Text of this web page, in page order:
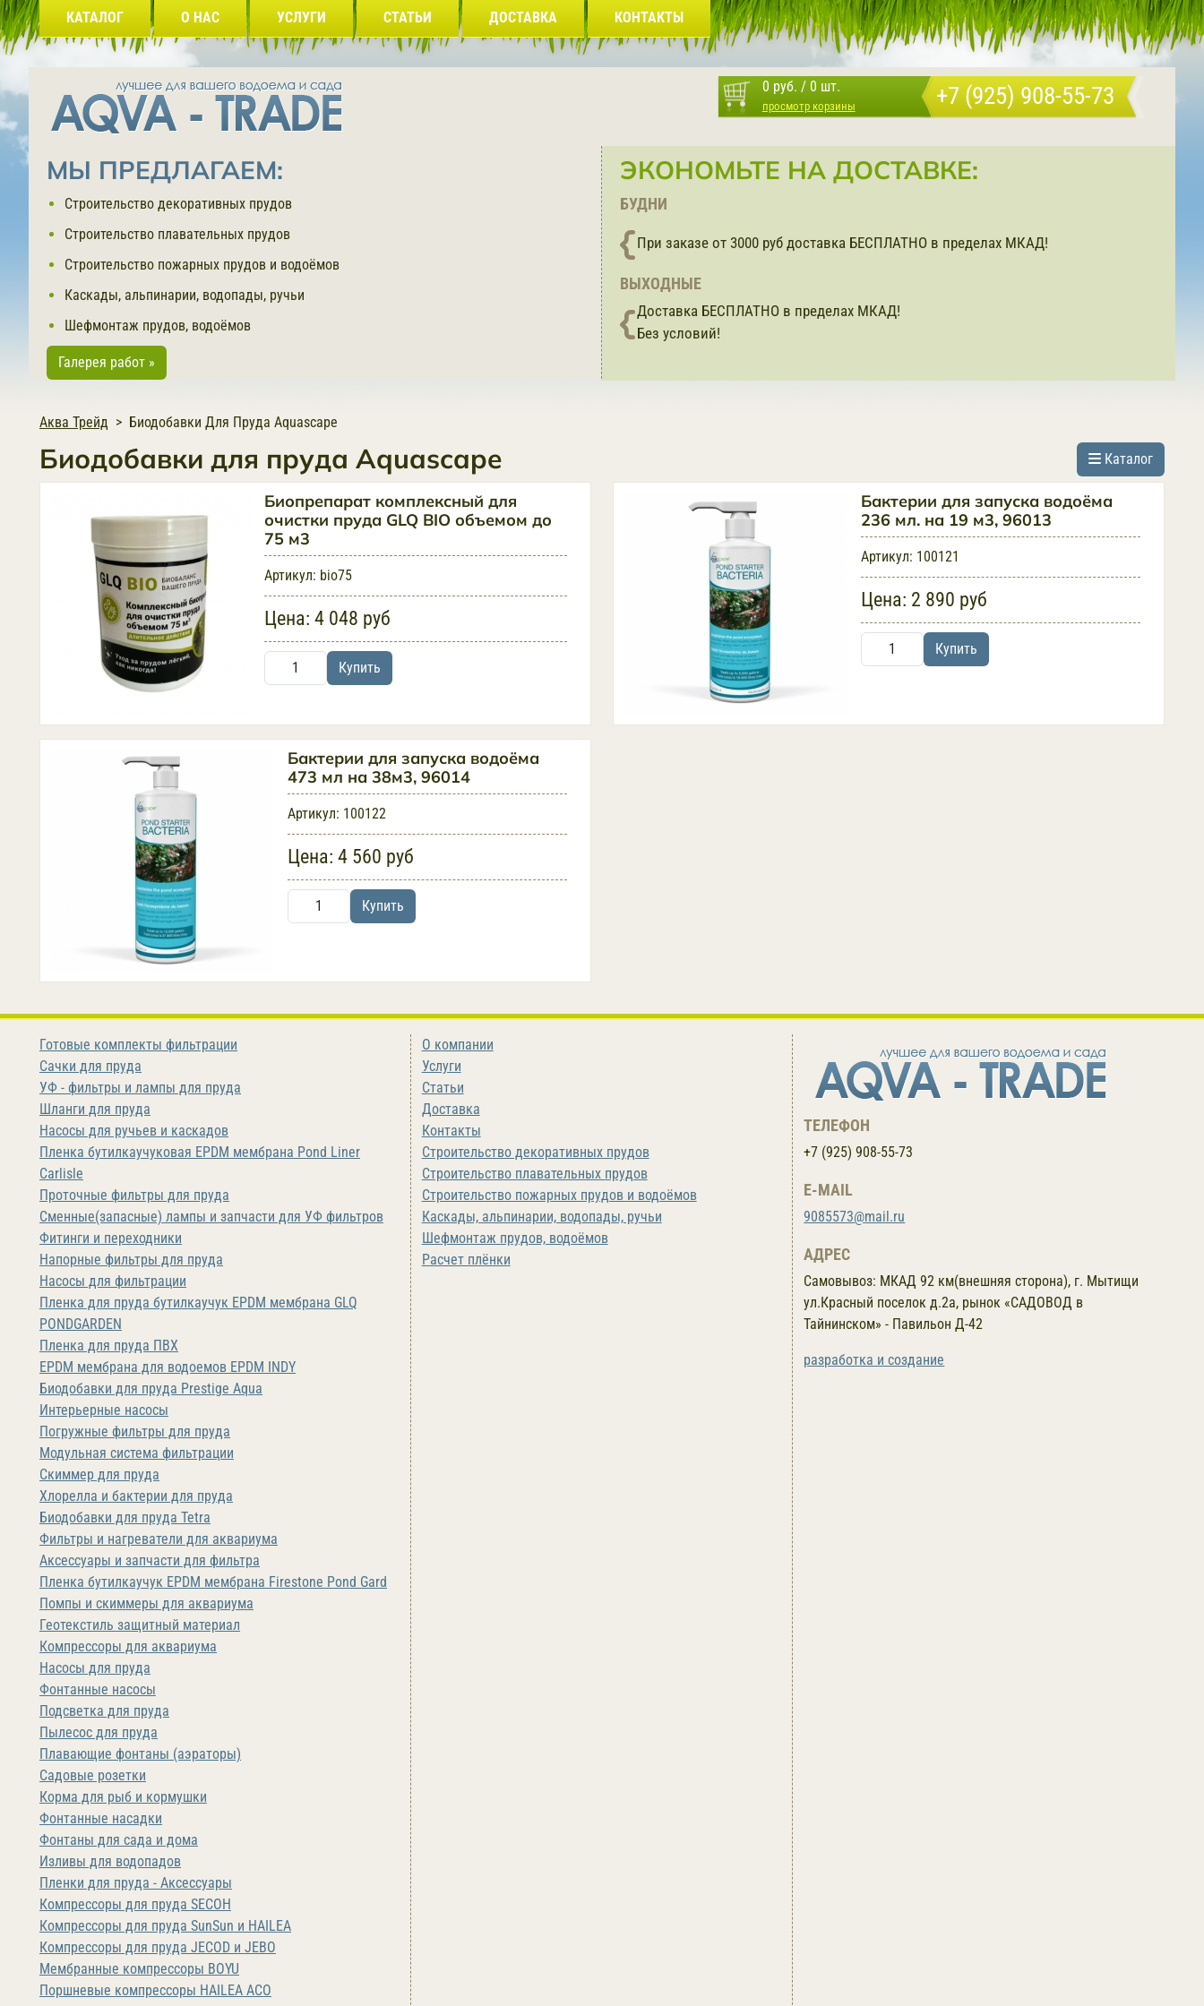
КАТАЛОГ О НАС УСЛУГИ СТАТЬИ ДОСТАВКА КОНТАКТЫ
0 руб. / 0 шт.
просмотр корзины +7 (925) 908-55-73
МЫ ПРЕДЛАГАЕМ:
Строительство декоративных прудов
Строительство плавательных прудов
Строительство пожарных прудов и водоёмов
Каскады, альпинарии, водопады, ручьи
Шефмонтаж прудов, водоёмов
Галерея работ »
ЭКОНОМЬТЕ НА ДОСТАВКЕ:
БУДНИ
При заказе от 3000 руб доставка БЕСПЛАТНО в пределах МКАД!
ВЫХОДНЫЕ
Доставка БЕСПЛАТНО в пределах МКАД!
Без условий!
Аква Трейд Биодобавки Для Пруда Aquascape
Биодобавки для пруда Aquascape Каталог
Биопрепарат комплексный для
очистки пруда GLQ BIO объемом до
75 м3
Артикул: bio75
Цена: 4 048 руб
Купить
Бактерии для запуска водоёма
236 мл. на 19 м3, 96013
Артикул: 100121
Цена: 2 890 руб
Купить
Бактерии для запуска водоёма
473 мл на 38м3, 96014
Артикул: 100122
Цена: 4 560 руб
Купить
Готовые комплекты фильтрации
Сачки для пруда
УФ - фильтры и лампы для пруда
Шланги для пруда
Насосы для ручьев и каскадов
Пленка бутилкаучуковая EPDM мембрана Pond Liner
Carlisle
Проточные фильтры для пруда
Сменные(запасные) лампы и запчасти для УФ фильтров
Фитинги и переходники
Напорные фильтры для пруда
Насосы для фильтрации
Пленка для пруда бутилкаучук EPDM мембрана GLQ
PONDGARDEN
Пленка для пруда ПВХ
EPDM мембрана для водоемов EPDM INDY
Биодобавки для пруда Prestige Aqua
Интерьерные насосы
Погружные фильтры для пруда
Модульная система фильтрации
Скиммер для пруда
Хлорелла и бактерии для пруда
Биодобавки для пруда Tetra
Фильтры и нагреватели для аквариума
Аксессуары и запчасти для фильтра
Пленка бутилкаучук EPDM мембрана Firestone Pond Gard
Помпы и скиммеры для аквариума
Геотекстиль защитный материал
Компрессоры для аквариума
Насосы для пруда
Фонтанные насосы
Подсветка для пруда
Пылесос для пруда
Плавающие фонтаны (аэраторы)
Садовые розетки
Корма для рыб и кормушки
Фонтанные насадки
Фонтаны для сада и дома
Изливы для водопадов
Пленки для пруда - Аксессуары
Компрессоры для пруда SECOH
Компрессоры для пруда SunSun и HAILEA
Компрессоры для пруда JECOD и JEBO
Мембранные компрессоры BOYU
Поршневые компрессоры HAILEA ACO
О компании
Услуги
Статьи
Доставка
Контакты
Строительство декоративных прудов
Строительство плавательных прудов
Строительство пожарных прудов и водоёмов
Каскады, альпинарии, водопады, ручьи
Шефмонтаж прудов, водоёмов
Расчет плёнки
ТЕЛЕФОН
+7 (925) 908-55-73
E-MAIL
9085573@mail.ru
АДРЕС
Самовывоз: МКАД 92 км(внешняя сторона), г. Мытищи
ул.Красный поселок д.2а, рынок «САДОВОД в
Тайнинском» - Павильон Д-42
разработка и создание